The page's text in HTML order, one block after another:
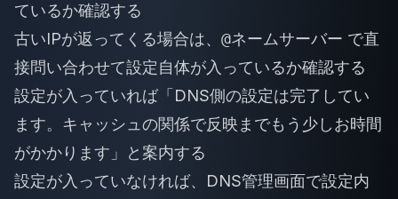
ているか確認する
古いIPが返ってくる場合は、 @ネームサーバー で直
接問い合わせて設定自体が入っているか確認する
設定が入っていれば「DNS側の設定は完了してい
ます。キャッシュの関係で反映までもう少しお時間
がかかります」と案内する
設定が入っていなければ、DNS管理画面で設定内